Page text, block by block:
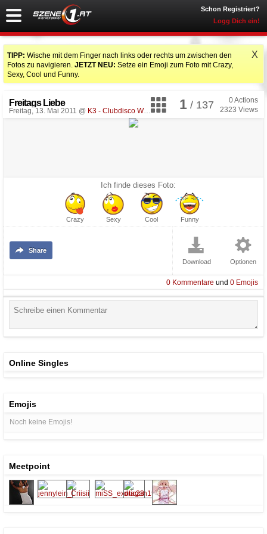
Schon Registriert?
Logg Dich ein!
X
TIPP: Wische mit dem Finger nach links oder rechts um zwischen den
Fotos zu navigieren. JETZT NEU: Setze ein Emoji zum Foto mit Crazy,
Sexy, Cool und Funny.
0Actions
2323 Views
1 / 137
Freitags Liebe
Freitag, 13. Mai 2011 @ K3 - Clubdisco Wien , Wien
Ich finde dieses Foto:
Crazy Sexy Cool Funny
Share
Download
Optionen
0 Kommentare und 0 Emojis
Online Singles
Emojis
Noch keine Emojis!
Meetpoint